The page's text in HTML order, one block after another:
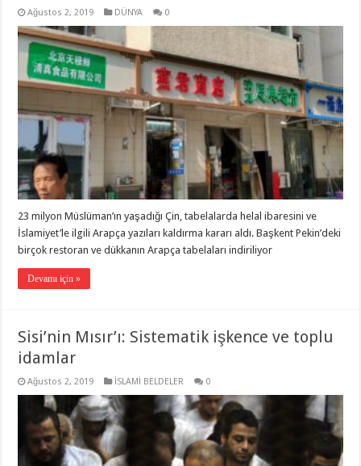
Ağustos 2, 2019 DÜNYA 0
23 milyon Müslüman’ın yaşadığı Çin, tabelalarda helal ibaresini ve
İslamiyet’le ilgili Arapça yazıları kaldırma kararı aldı. Başkent Pekin’deki
birçok restoran ve dükkanın Arapça tabelaları indiriliyor
Devamı için »
Sisi’nin Mısır’ı: Sistematik işkence ve toplu
idamlar
Ağustos 2, 2019 İSLAMİ BELDELER 0